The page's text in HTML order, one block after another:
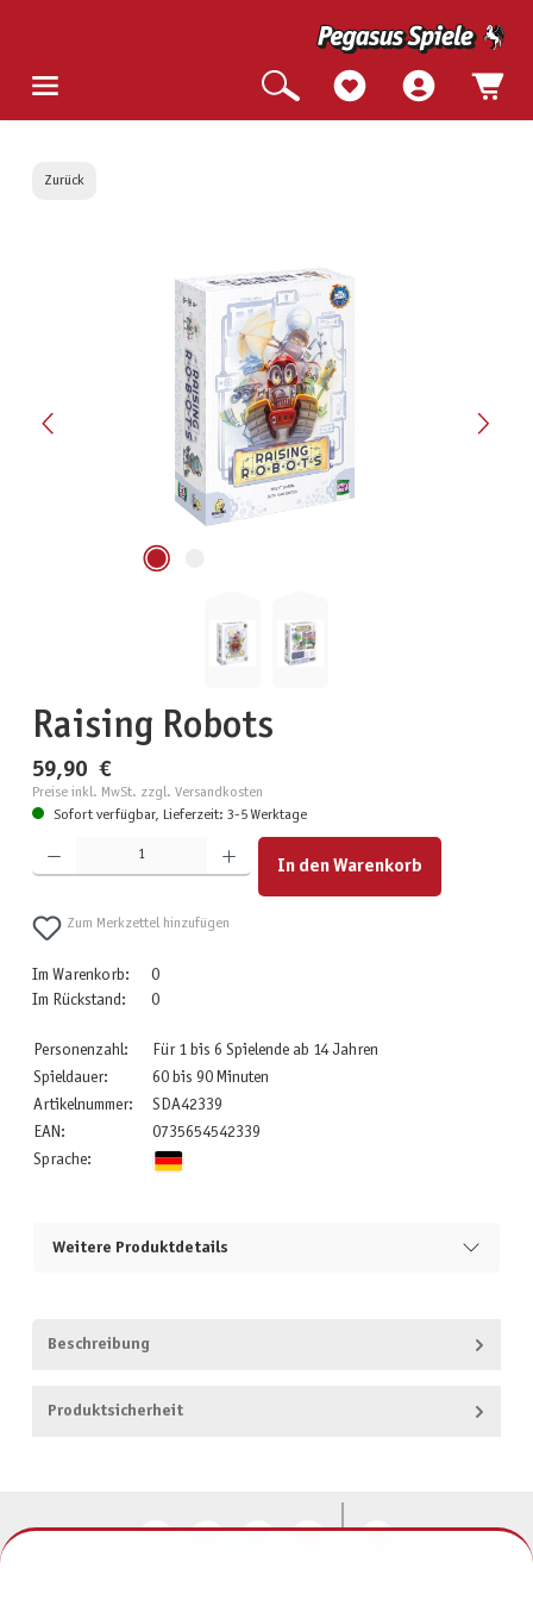
Zurück
Raising Robots
59,90 €
Preise inkl. MwSt. zzgl. Versandkosten
Sofort verfügbar, Lieferzeit: 3-5 Werktage
Produkt Anzahl: Gib den gewünschten Wert ein oder benutze die Schaltflächen um die Anzahl zu
In den Warenkorb
Zum Merkzettel hinzufügen
Im Warenkorb:
0
Im Rückstand:
0
Personenzahl:
Für 1 bis 6 Spielende ab 14 Jahren
Spieldauer:
60 bis 90 Minuten
Artikelnummer:
SDA42339
EAN:
0735654542339
Sprache:
Weitere Produktdetails
Beschreibung
Produktsicherheit